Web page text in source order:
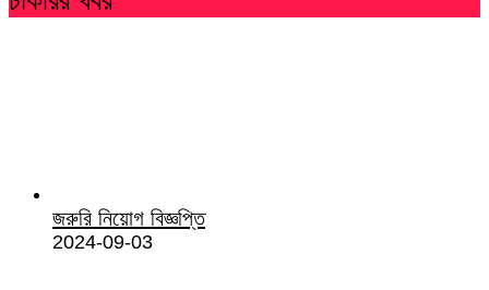
জরুরি নিয়োগ বিজ্ঞপ্তি
2024-09-03